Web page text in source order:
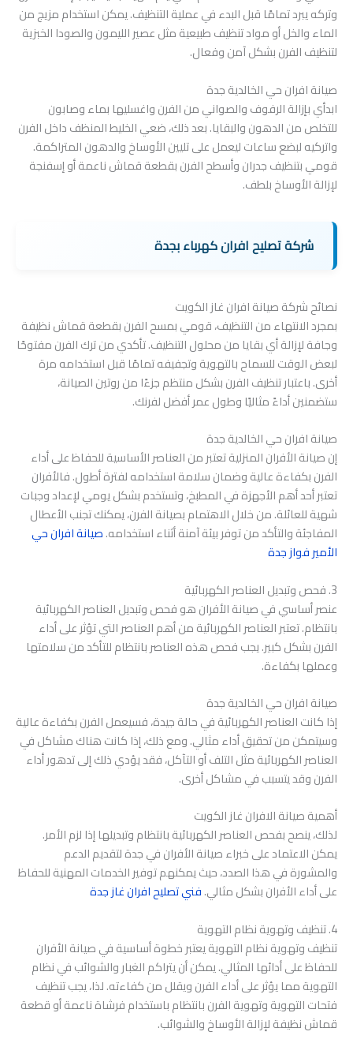
وتركه يبرد تمامًا قبل البدء في عملية التنظيف. يمكن استخدام مزيج من
الماء والخل أو مواد تنظيف طبيعية مثل عصير الليمون والصودا الخبزية
لتنظيف الفرن بشكل آمن وفعال.
صيانة افران حي الخالدية جدة
ابدأي بإزالة الرفوف والصواني من الفرن واغسليها بماء وصابون
للتخلص من الدهون والبقايا. بعد ذلك، ضعي الخليط المنظف داخل الفرن
واتركيه لبضع ساعات ليعمل على تليين الأوساخ والدهون المتراكمة.
قومي بتنظيف جدران وأسطح الفرن بقطعة قماش ناعمة أو إسفنجة
لإزالة الأوساخ بلطف.
شركة تصليح افران كهرباء بجدة
نصائح شركة صيانة افران غاز الكويت
بمجرد الانتهاء من التنظيف، قومي بمسح الفرن بقطعة قماش نظيفة
وجافة لإزالة أي بقايا من محلول التنظيف. تأكدي من ترك الفرن مفتوحًا
لبعض الوقت للسماح بالتهوية وتجفيفه تمامًا قبل استخدامه مرة
أخرى. باعتبار تنظيف الفرن بشكل منتظم جزءًا من روتين الصيانة،
ستضمنين أداءً مثاليًا وطول عمر أفضل لفرنك.
صيانة افران حي الخالدية جدة
إن صيانة الأفران المنزلية تعتبر من العناصر الأساسية للحفاظ على أداء
الفرن بكفاءة عالية وضمان سلامة استخدامه لفترة أطول. فالأفران
تعتبر أحد أهم الأجهزة في المطبخ، وتستخدم بشكل يومي لإعداد وجبات
شهية للعائلة. من خلال الاهتمام بصيانة الفرن، يمكنك تجنب الأعطال
المفاجئة والتأكد من توفر بيئة آمنة أثناء استخدامه.صيانة افران حي
الأمير فواز جدة
3. فحص وتبديل العناصر الكهربائية
عنصر أساسي في صيانة الأفران هو فحص وتبديل العناصر الكهربائية
بانتظام. تعتبر العناصر الكهربائية من أهم العناصر التي تؤثر على أداء
الفرن بشكل كبير. يجب فحص هذه العناصر بانتظام للتأكد من سلامتها
وعملها بكفاءة.
صيانة افران حي الخالدية جدة
إذا كانت العناصر الكهربائية في حالة جيدة، فسيعمل الفرن بكفاءة عالية
وسيتمكن من تحقيق أداء مثالي. ومع ذلك، إذا كانت هناك مشاكل في
العناصر الكهربائية مثل التلف أو التآكل، فقد يؤدي ذلك إلى تدهور أداء
الفرن وقد يتسبب في مشاكل أخرى.
أهمية صيانة الافران غاز الكويت
لذلك، ينصح بفحص العناصر الكهربائية بانتظام وتبديلها إذا لزم الأمر.
يمكن الاعتماد على خبراء صيانة الأفران في جدة لتقديم الدعم
والمشورة في هذا الصدد، حيث يمكنهم توفير الخدمات المهنية للحفاظ
على أداء الأفران بشكل مثالي.فني تصليح افران غاز جدة
4. تنظيف وتهوية نظام التهوية
تنظيف وتهوية نظام التهوية يعتبر خطوة أساسية في صيانة الأفران
للحفاظ على أدائها المثالي. يمكن أن يتراكم الغبار والشوائب في نظام
التهوية مما يؤثر على أداء الفرن ويقلل من كفاءته. لذا، يجب تنظيف
فتحات التهوية وتهوية الفرن بانتظام باستخدام فرشاة ناعمة أو قطعة
قماش نظيفة لإزالة الأوساخ والشوائب.